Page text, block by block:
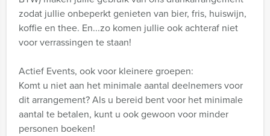
zodat jullie onbeperkt genieten van bier, fris, huiswijn,
koffie en thee. En...zo komen jullie ook achteraf niet
voor verrassingen te staan!
Actief Events, ook voor kleinere groepen:
Komt u niet aan het minimale aantal deelnemers voor
dit arrangement? Als u bereid bent voor het minimale
aantal te betalen, kunt u ook gewoon voor minder
personen boeken!